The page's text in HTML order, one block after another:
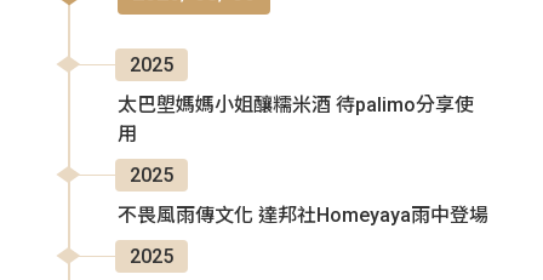
2025
太巴塱媽媽小姐釀糯米酒 待palimo分享使
用
2025
不畏風雨傳文化 達邦社Homeyaya雨中登場
2025